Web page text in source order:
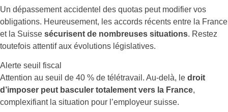
Un dépassement accidentel des quotas peut modifier vos
obligations. Heureusement, les accords récents entre la France
et la Suisse sécurisent de nombreuses situations. Restez
toutefois attentif aux évolutions législatives.
Alerte seuil fiscal
Attention au seuil de 40 % de télétravail. Au-delà, le droit
d’imposer peut basculer totalement vers la France,
complexifiant la situation pour l’employeur suisse.